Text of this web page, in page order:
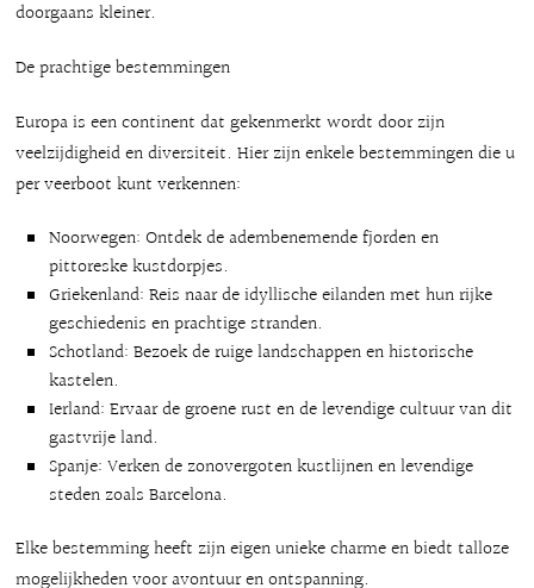
doorgaans kleiner.
De prachtige bestemmingen
Europa is een continent dat gekenmerkt wordt door zijn
veelzijdigheid en diversiteit. Hier zijn enkele bestemmingen die u
per veerboot kunt verkennen:
Noorwegen: Ontdek de adembenemende fjorden en
pittoreske kustdorpjes.
Griekenland: Reis naar de idyllische eilanden met hun rijke
geschiedenis en prachtige stranden.
Schotland: Bezoek de ruige landschappen en historische
kastelen.
Ierland: Ervaar de groene rust en de levendige cultuur van dit
gastvrije land.
Spanje: Verken de zonovergoten kustlijnen en levendige
steden zoals Barcelona.
Elke bestemming heeft zijn eigen unieke charme en biedt talloze
mogelijkheden voor avontuur en ontspanning.